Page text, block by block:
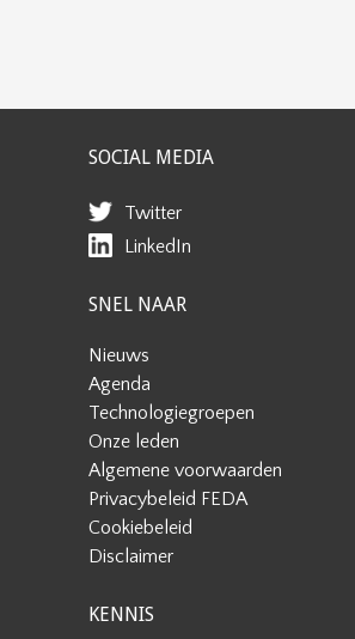
SOCIAL MEDIA
Twitter
LinkedIn
SNEL NAAR
Nieuws
Agenda
Technologiegroepen
Onze leden
Algemene voorwaarden
Privacybeleid FEDA
Cookiebeleid
Disclaimer
KENNIS